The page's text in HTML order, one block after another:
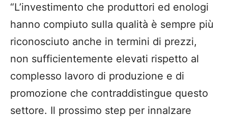
“L’investimento che produttori ed enologi
hanno compiuto sulla qualità è sempre più
riconosciuto anche in termini di prezzi,
non sufficientemente elevati rispetto al
complesso lavoro di produzione e di
promozione che contraddistingue questo
settore. Il prossimo step per innalzare